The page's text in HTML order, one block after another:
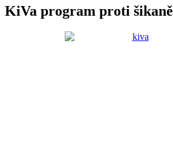
KiVa program proti šikaně